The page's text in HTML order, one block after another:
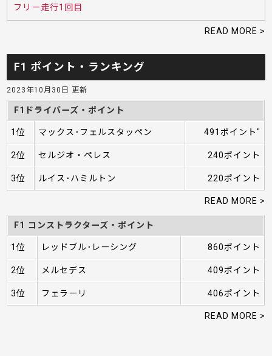
フリー走行1回目
READ MORE >
F1 ポイント・ランキング
2023年10月30日 更新
F1ドライバーズ・ポイント
1位 マックス･フェルスタッペン 491ポイント"
2位 セルジオ・ペレス 240ポイント
3位 ルイス･ハミルトン 220ポイント
READ MORE >
F1 コンストラクターズ・ポイント
1位 レッドブル･レーシング 860ポイント
2位 メルセデス 409ポイント
3位 フェラーリ 406ポイント
READ MORE >